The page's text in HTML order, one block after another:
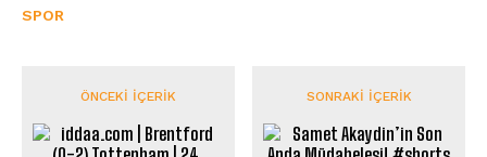
SPOR
ÖNCEKI İÇERIK SONRAKI İÇERIK